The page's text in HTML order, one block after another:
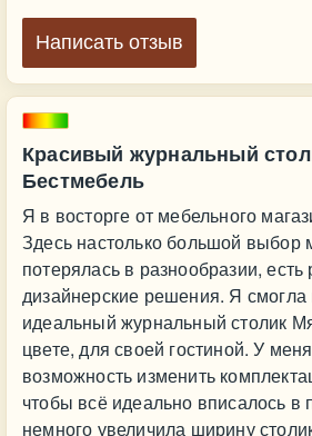
Красивый журнальный
Бестмебель
Я в восторге от мебельного
Здесь настолько большой выбор
потерялась в разнообразии,
дизайнерские решения. Я смогла
идеальный журнальный столик
цвете, для своей гостиной. У
возможность изменить
чтобы всё идеально вписалось в
немного увеличила ширину
Написать отзыв